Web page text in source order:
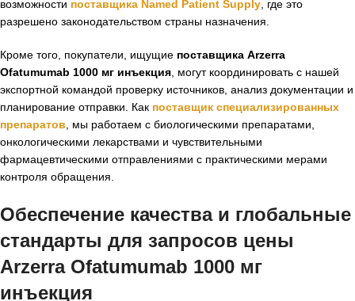
возможности поставщика Named Patient Supply, где это
разрешено законодательством страны назначения.
Кроме того, покупатели, ищущие поставщика Arzerra
Ofatumumab 1000 мг инъекция, могут координировать с нашей
экспортной командой проверку источников, анализ документации и
планирование отправки. Как поставщик специализированных
препаратов, мы работаем с биологическими препаратами,
онкологическими лекарствами и чувствительными
фармацевтическими отправлениями с практическими мерами
контроля обращения.
Обеспечение качества и глобальные
стандарты для запросов цены
Arzerra Ofatumumab 1000 мг
инъекция